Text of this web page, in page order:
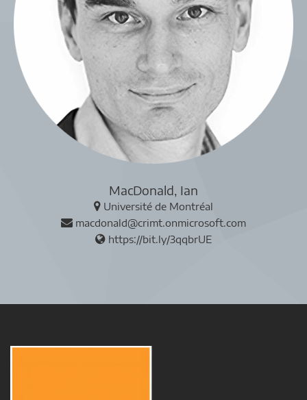
MacDonald, Ian
Université de Montréal
macdonald@crimt.onmicrosoft.com
https://bit.ly/3qqbrUE